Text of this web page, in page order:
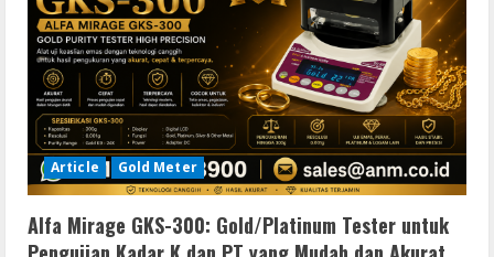
Article Gold Meter
Alfa Mirage GKS-300: Gold/Platinum Tester untuk